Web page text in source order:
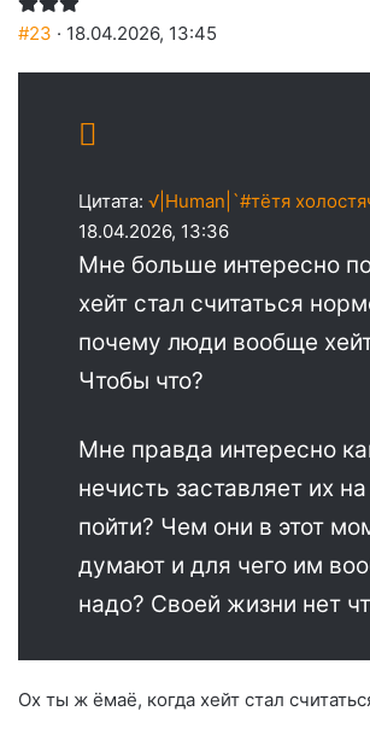
#23 · 18.04.2026, 13:45
Цитата: √|Human|`#тётя
18.04.2026, 13:36
Мне больше интересно
хейт стал считаться
почему люди вообще
Чтобы что?
Мне правда интересно
нечисть заставляет их
пойти? Чем они в этот
думают и для чего им
надо? Своей жизни нет
Ох ты ж ёмаё, когда хейт стал